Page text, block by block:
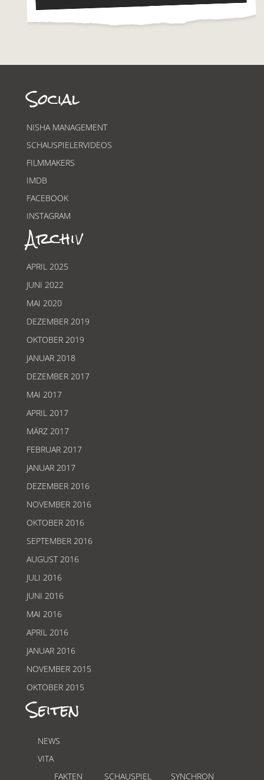
Social
NISHA MANAGEMENT
SCHAUSPIELERVIDEOS
FILMMAKERS
IMDB
FACEBOOK
INSTAGRAM
Archiv
APRIL 2025
JUNI 2022
MAI 2020
DEZEMBER 2019
OKTOBER 2019
JANUAR 2018
DEZEMBER 2017
MAI 2017
APRIL 2017
MÄRZ 2017
FEBRUAR 2017
JANUAR 2017
DEZEMBER 2016
NOVEMBER 2016
OKTOBER 2016
SEPTEMBER 2016
AUGUST 2016
JULI 2016
JUNI 2016
MAI 2016
APRIL 2016
JANUAR 2016
NOVEMBER 2015
OKTOBER 2015
Seiten
NEWS
VITA
FAKTEN
SCHAUSPIEL SYNCHRON